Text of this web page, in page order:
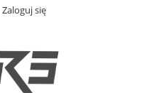
Zaloguj się